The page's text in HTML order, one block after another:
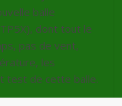
balle
dont tout le
pas de vent,
les
test de cette balle.